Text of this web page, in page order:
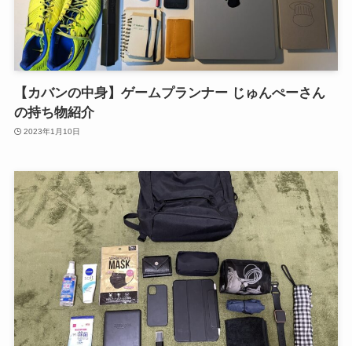
【カバンの中身】ゲームプランナー じゅんぺーさん
の持ち物紹介
2023年1月10日